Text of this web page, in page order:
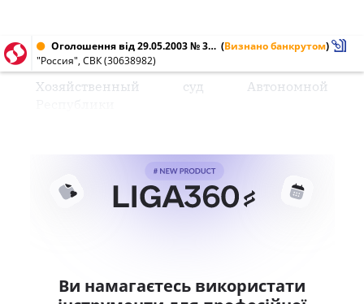
Оголошення від 29.05.2003 № 30638982 (Визнано банкрутом)
"Россия", СВК (30638982)
Хозяйственный суд Автономной
Ви намагаєтесь використати